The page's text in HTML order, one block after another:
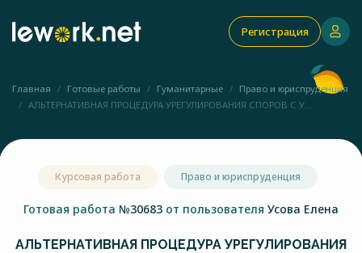
Регистрация
Главная Готовые работы Гуманитарные
Право и юриспруденция
АЛЬТЕРНАТИВНАЯ ПРОЦЕДУРА УРЕГУЛИРОВАНИЯ СПОРОВ С У...
Курсовая работа Право и юриспруденция
Готовая работа №30683 от пользователя Усова Елена
АЛЬТЕРНАТИВНАЯ ПРОЦЕДУРА УРЕГУЛИРОВАНИЯ